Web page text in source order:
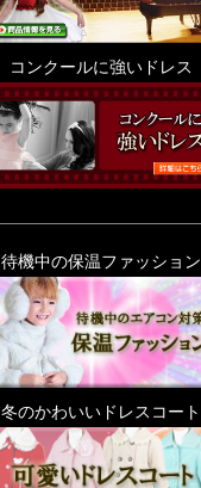
コンクールに強いドレス
待機中の保温ファッション
冬のかわいいドレスコート